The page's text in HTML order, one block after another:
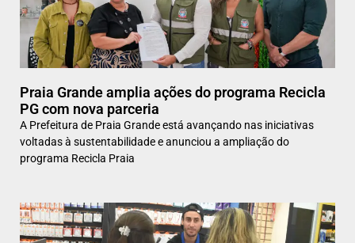
Praia Grande amplia ações do programa Recicla
PG com nova parceria
A Prefeitura de Praia Grande está avançando nas iniciativas
voltadas à sustentabilidade e anunciou a ampliação do
programa Recicla Praia